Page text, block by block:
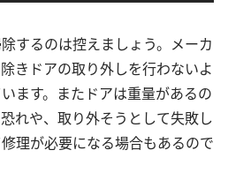
するのは控えましょう。メーカ
きドアの取り外しを行わないよ
ます。またドアは重量があるの
れや、取り外そうとして失敗し
理が必要になる場合もあるので